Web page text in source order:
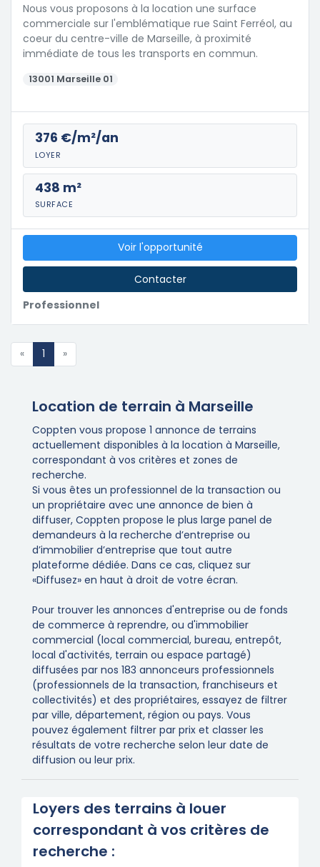
Nous vous proposons à la location une surface
commerciale sur l'emblématique rue Saint Ferréol, au
coeur du centre-ville de Marseille, à proximité
immédiate de tous les transports en commun.
13001 Marseille 01
376 €/m²/an
LOYER
438 m²
SURFACE
Professionnel
Voir l'opportunité
Contacter
« 1 »
Location de terrain à Marseille
Coppten vous propose 1 annonce de terrains
actuellement disponibles à la location à Marseille,
correspondant à vos critères et zones de
recherche.
Si vous êtes un professionnel de la transaction ou
un propriétaire avec une annonce de bien à
diffuser, Coppten propose le plus large panel de
demandeurs à la recherche d’entreprise ou
d’immobilier d’entreprise que tout autre
plateforme dédiée. Dans ce cas, cliquez sur
«Diffusez» en haut à droit de votre écran.
Pour trouver les annonces d'entreprise ou de fonds
de commerce à reprendre, ou d'immobilier
commercial (local commercial, bureau, entrepôt,
local d'activités, terrain ou espace partagé)
diffusées par nos 183 annonceurs professionnels
(professionnels de la transaction, franchiseurs et
collectivités) et des propriétaires, essayez de filtrer
par ville, département, région ou pays. Vous
pouvez également filtrer par prix et classer les
résultats de votre recherche selon leur date de
diffusion ou leur prix.
Loyers des terrains à louer
correspondant à vos critères de
recherche :